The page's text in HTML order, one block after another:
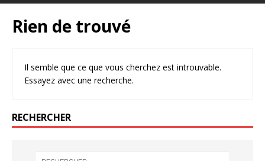
Rien de trouvé
Il semble que ce que vous cherchez est introuvable.
Essayez avec une recherche.
RECHERCHER